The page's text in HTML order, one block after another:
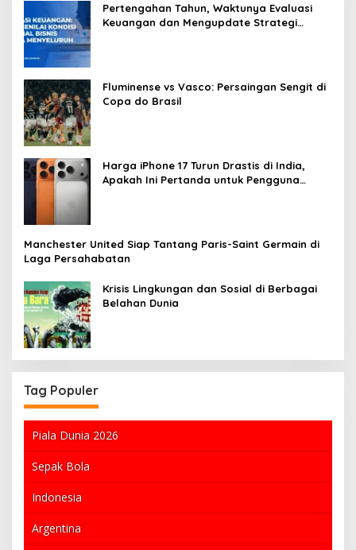
Pertengahan Tahun, Waktunya Evaluasi
Keuangan dan Mengupdate Strategi
Fluminense vs Vasco: Persaingan Sengit di
Copa do Brasil
Harga iPhone 17 Turun Drastis di India,
Apakah Ini Pertanda untuk Pengguna
Manchester United Siap Tantang Paris-Saint Germain di
Laga Persahabatan
Krisis Lingkungan dan Sosial di Berbagai
Belahan Dunia
Tag Populer
Piala Dunia 2026
Sepak Bola
Indonesia
Argentina